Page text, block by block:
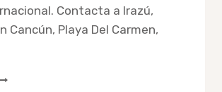
Contacta a Irazú,
Cancún, Playa Del Carmen,